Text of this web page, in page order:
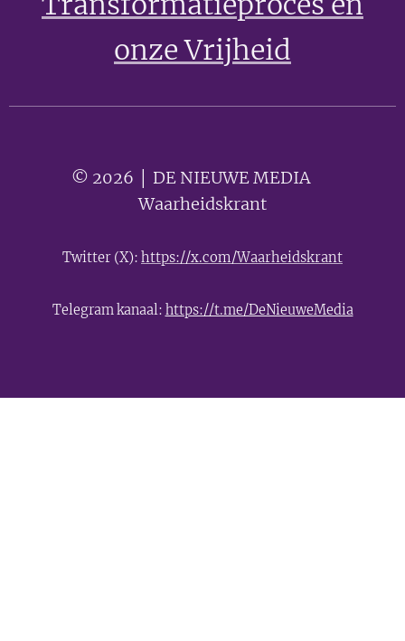
onze Vrijheid
© 2026 │ DE NIEUWE MEDIA 🟣
Waarheidskrant
Twitter (X): https://x.com/Waarheidskrant
Telegram kanaal: https://t.me/DeNieuweMedia